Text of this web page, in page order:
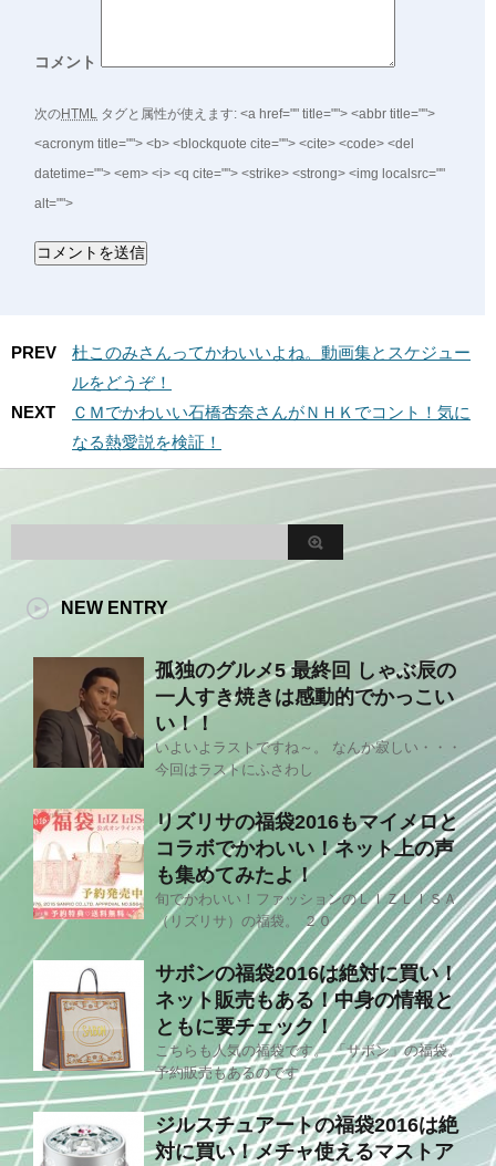
コメント
次のHTML タグと属性が使えます: <a href="" title=""> <abbr title="">
<acronym title=""> <b> <blockquote cite=""> <cite> <code> <del
datetime=""> <em> <i> <q cite=""> <strike> <strong> <img localsrc=""
alt="">
PREV
杜このみさんってかわいいよね。動画集とスケジュー
ルをどうぞ！
NEXT
ＣＭでかわいい石橋杏奈さんがＮＨＫでコント！気に
なる熱愛説を検証！
NEW ENTRY
孤独のグルメ5 最終回 しゃぶ辰の
一人すき焼きは感動的でかっこい
い！！
いよいよラストですね～。 なんか寂しい・・・
今回はラストにふさわし
リズリサの福袋2016もマイメロと
コラボでかわいい！ネット上の声
も集めてみたよ！
旬でかわいい！ファッションのＬＩＺＬＩＳＡ
（リズリサ）の福袋。 ２０
サボンの福袋2016は絶対に買い！
ネット販売もある！中身の情報と
ともに要チェック！
こちらも人気の福袋です。 「サボン」の福袋。
予約販売もあるのです
ジルスチュアートの福袋2016は絶
対に買い！メチャ使えるマストア